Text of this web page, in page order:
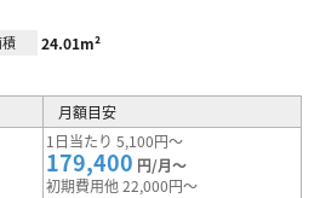
24.01m²
月額目安
1日当たり 5,100円～
179,400 円/月～
初期費用他 22,000円～